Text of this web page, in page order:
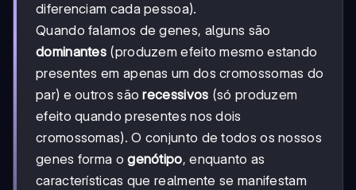
diferenciam cada pessoa).
Quando falamos de genes, alguns são
dominantes (produzem efeito mesmo estando
presentes em apenas um dos cromossomas do
par) e outros sãorecessivos (só produzem
efeito quando presentes nos dois
cromossomas). O conjunto de todos os nossos
genes forma ogenótipo, enquanto as
características que realmente se manifestam